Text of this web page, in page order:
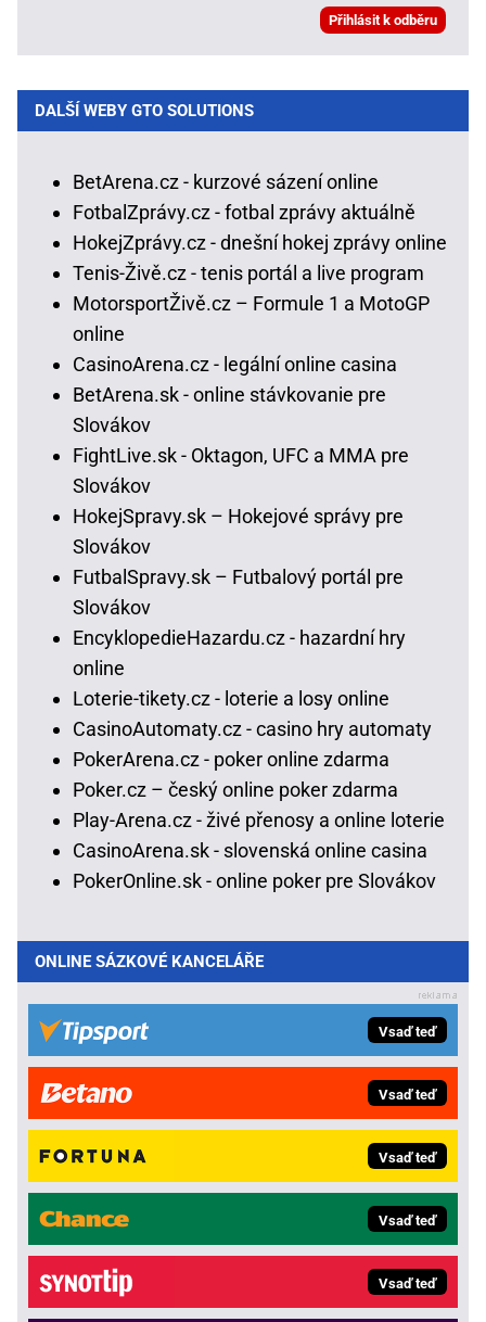
DALŠÍ WEBY GTO SOLUTIONS
BetArena.cz - kurzové sázení online
FotbalZprávy.cz - fotbal zprávy aktuálně
HokejZprávy.cz - dnešní hokej zprávy online
Tenis-Živě.cz - tenis portál a live program
MotorsportŽivě.cz – Formule 1 a MotoGP
online
CasinoArena.cz - legální online casina
BetArena.sk - online stávkovanie pre
Slovákov
FightLive.sk - Oktagon, UFC a MMA pre
Slovákov
HokejSpravy.sk – Hokejové správy pre
Slovákov
FutbalSpravy.sk – Futbalový portál pre
Slovákov
EncyklopedieHazardu.cz - hazardní hry
online
Loterie-tikety.cz - loterie a losy online
CasinoAutomaty.cz - casino hry automaty
PokerArena.cz - poker online zdarma
Poker.cz – český online poker zdarma
Play-Arena.cz - živé přenosy a online loterie
CasinoArena.sk - slovenská online casina
PokerOnline.sk - online poker pre Slovákov
ONLINE SÁZKOVÉ KANCELÁŘE
Vsaď teď
Vsaď teď
Vsaď teď
Vsaď teď
Vsaď teď